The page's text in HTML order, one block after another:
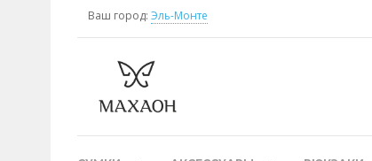
Ваш город: Эль-Монте